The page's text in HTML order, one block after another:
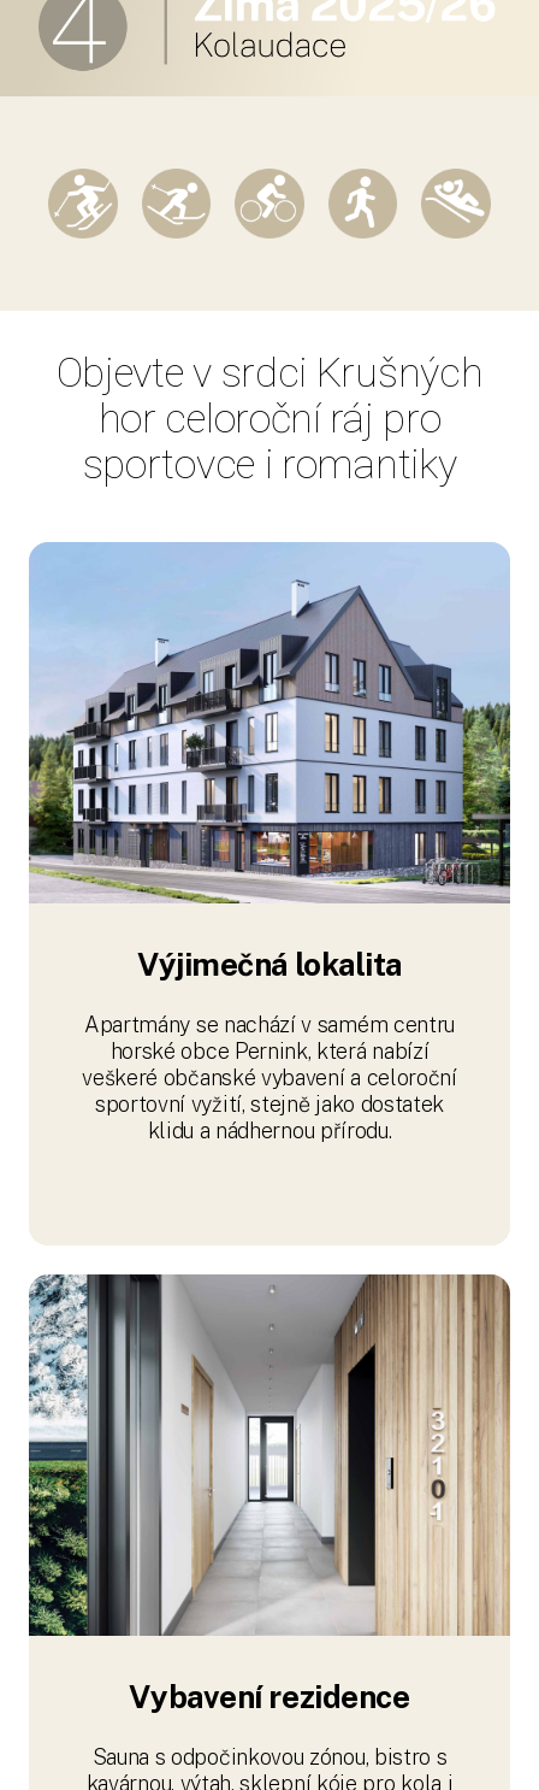
Objevte v srdci Krušných
hor celoroční ráj pro
sportovce i romantiky
Výjimečná lokalita
Apartmány se nachází v samém centru
horské obce Pernink, která nabízí
veškeré občanské vybavení a celoroční
sportovní vyžití, stejně jako dostatek
klidu a nádhernou přírodu.
Vybavení rezidence
Sauna s odpočinkovou zónou, bistro s
kavárnou, výtah, sklepní kóje pro kola i